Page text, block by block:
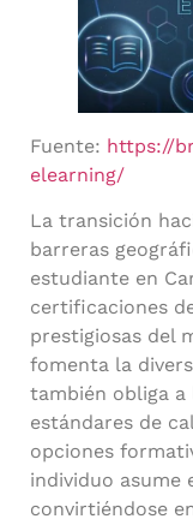
Fuente: https://
elearning/
La transición
barreras
estudiante en
certificaciones
prestigiosas del
fomenta la
también obliga a
estándares de
opciones
individuo
convirtiéndose